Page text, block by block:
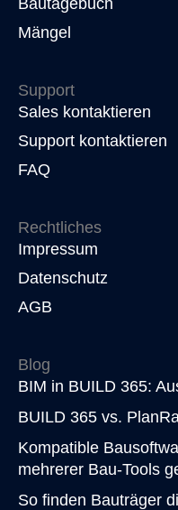
Mängel
Support
Sales kontaktieren
Support kontaktieren
FAQ
Rechtliches
Impressum
Datenschutz
AGB
Blog
BIM in BUILD 365:
BUILD 365 vs.
Kompatible
mehrerer Bau-Tools
So finden Bauträger